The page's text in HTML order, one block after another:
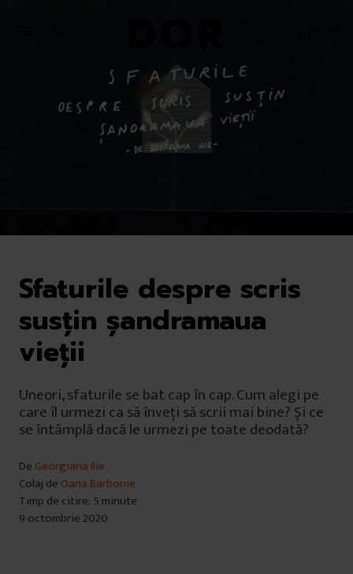
Sfaturile despre scris
susțin șandramaua
vieții
Uneori, sfaturile se bat cap în cap. Cum alegi pe
care îl urmezi ca să înveți să scrii mai bine? Și ce
se întâmplă dacă le urmezi pe toate deodată?
De Georgiana Ilie
Colaj de Oana Barbonie
Timp de citire: 5 minute
9 octombrie 2020